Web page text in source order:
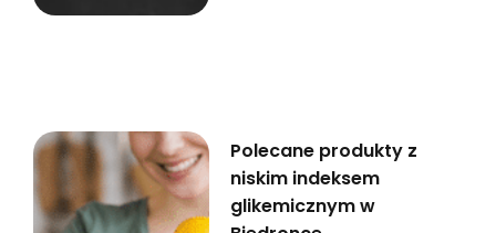
Polecane produkty z
niskim indeksem
glikemicznym w